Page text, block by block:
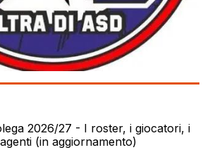
2026/27 - I roster, i giocatori, i
(in aggiornamento)